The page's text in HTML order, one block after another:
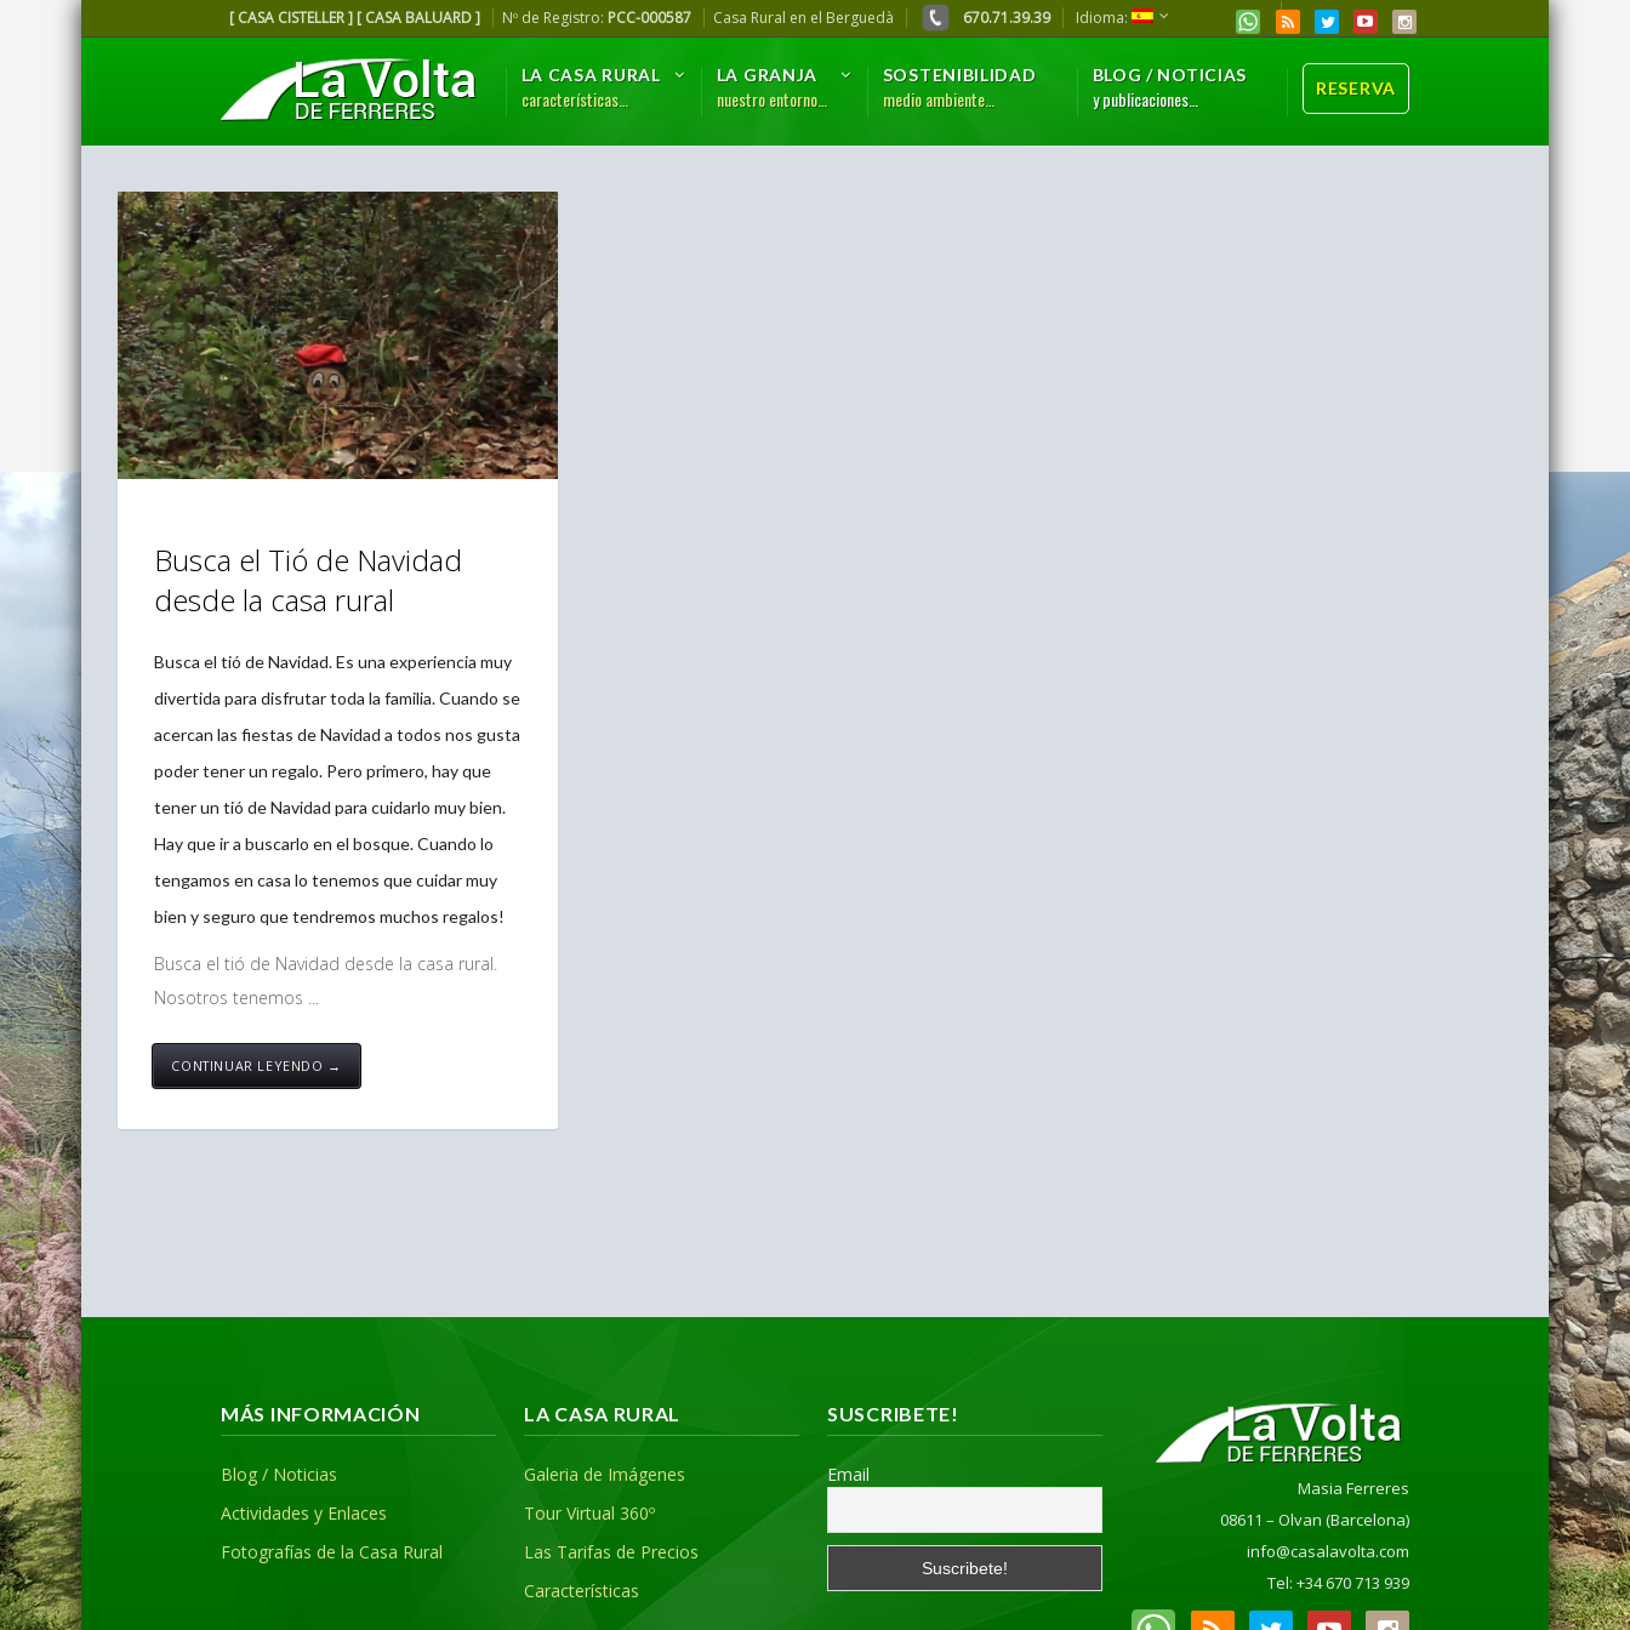
[ CASA CISTELLER ] [ CASA BALUARD ] Nº de Registro: PCC-000587 Casa Rural en el Berguedà 670.71.39.39 Idioma:
LA CASA RURAL
características…
LA GRANJA
nuestro entorno…
SOSTENIBILIDAD
medio ambiente…
BLOG / NOTICIAS
y publicaciones… RESERVA
Busca el Tió de Navidad
desde la casa rural
Busca el tió de Navidad. Es una experiencia muy
divertida para disfrutar toda la familia. Cuando se
acercan las fiestas de Navidad a todos nos gusta
poder tener un regalo. Pero primero, hay que
tener un tió de Navidad para cuidarlo muy bien.
Hay que ir a buscarlo en el bosque. Cuando lo
tengamos en casa lo tenemos que cuidar muy
bien y seguro que tendremos muchos regalos!
Busca el tió de Navidad desde la casa rural.
Nosotros tenemos ...
CONTINUAR LEYENDO →
MÁS INFORMACIÓN
Blog / Noticias
Actividades y Enlaces
Fotografías de la Casa Rural
LA CASA RURAL
Galeria de Imágenes
Tour Virtual 360º
Las Tarifas de Precios
Características
SUSCRIBETE!
Email
Masia Ferreres
08611 – Olvan (Barcelona)
info@casalavolta.com
Tel: +34 670 713 939